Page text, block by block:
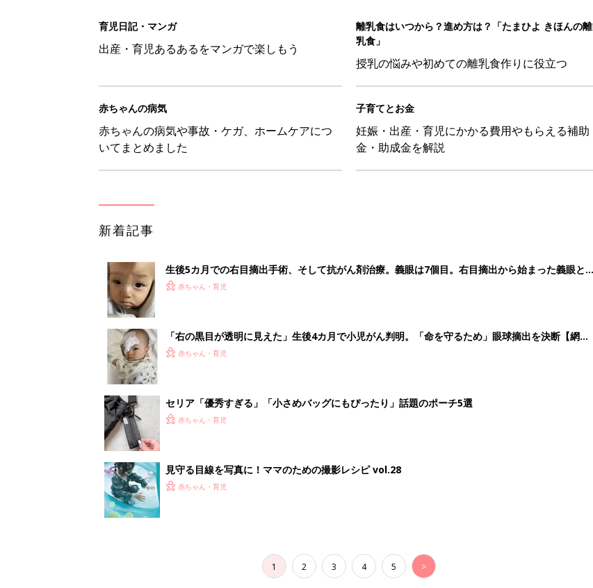
育児日記・マンガ
出産・育児あるあるをマンガで楽しもう
離乳食はいつから？進め方は？「たまひよ きほんの離
乳食」
授乳の悩みや初めての離乳食作りに役立つ
赤ちゃんの病気
赤ちゃんの病気や事故・ケガ、ホームケアにつ
いてまとめました
子育てとお金
妊娠・出産・育児にかかる費用やもらえる補助
金・助成金を解説
新着記事
生後5カ月での右目摘出手術、そして抗がん剤治療。義眼は7個目。右目摘出から始まった義眼と
の生活【網膜芽細胞腫】
赤ちゃん・育児
「右の黒目が透明に見えた」生後4カ月で小児がん判明。「命を守るため」眼球摘出を決断【網膜
芽細胞腫】
赤ちゃん・育児
セリア「優秀すぎる」「小さめバッグにもぴったり」話題のポーチ5選
赤ちゃん・育児
見守る目線を写真に！ママのための撮影レシピ vol.28
赤ちゃん・育児
1 2 3 4 5 >